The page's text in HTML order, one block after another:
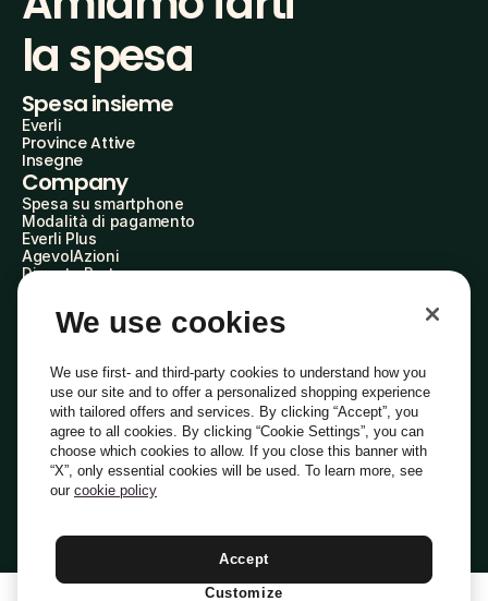
la spesa
Spesa insieme
Everli
Province Attive
Insegne
Company
Spesa su smartphone
Modalità di pagamento
Everli Plus
AgevolAzioni
Diventa Partner
Everli Shoppers
About Us
Everli News
Domande frequenti
Lavora con noi
Diventa Shopper
Investitori
PrivacyCookiePreferenze Cookie
Termini e CondizioniCodice Etico
Indirizzo PEC: everli@pec.it - indirizzo DPO: dpo@everli.com
Italiano
We use cookies
We use first- and third-party cookies to understand how you
use our site and to offer a personalized shopping experience
with tailored offers and services. By clicking “Accept”, you
agree to all cookies. By clicking “Cookie Settings”, you can
choose which cookies to allow. If you close this banner with
“X”, only essential cookies will be used. To learn more, see
our cookie policy
Accept
Customize